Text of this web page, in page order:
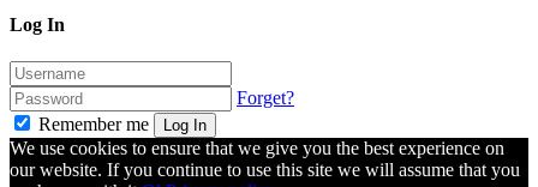
Log In
Forget?
Remember me
Log In
We use cookies to ensure that we give you the best experience on
our website. If you continue to use this site we will assume that you